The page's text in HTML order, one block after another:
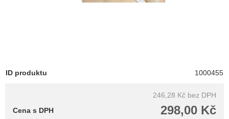
ID produktu 1000455
246,28 Kč bez DPH
298,00 Kč
Cena s DPH